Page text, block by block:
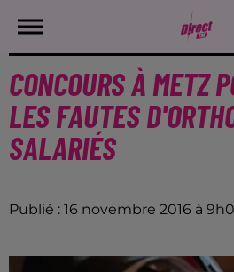
CONCOURS À METZ
LES FAUTES
SALARIÉS
Publié : 16 novembre 2016 à